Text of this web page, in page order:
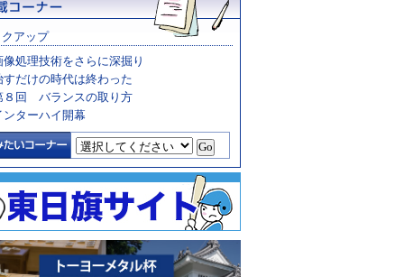
アップ
像処理技術をさらに深掘り
すだけの時代は終わった
８回 バランスの取り方
ンターハイ開幕